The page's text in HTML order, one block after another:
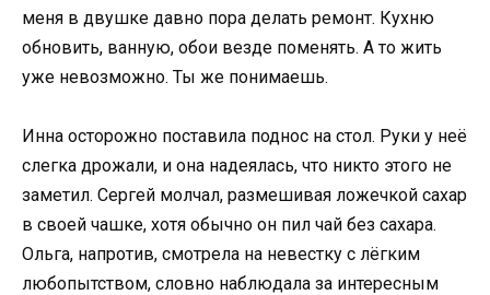
меня в двушке давно пора делать ремонт. Кухню
обновить, ванную, обои везде поменять. А то жить
уже невозможно. Ты же понимаешь.
Инна осторожно поставила поднос на стол. Руки у неё
слегка дрожали, и она надеялась, что никто этого не
заметил. Сергей молчал, размешивая ложечкой сахар
в своей чашке, хотя обычно он пил чай без сахара.
Ольга, напротив, смотрела на невестку с лёгким
любопытством, словно наблюдала за интересным